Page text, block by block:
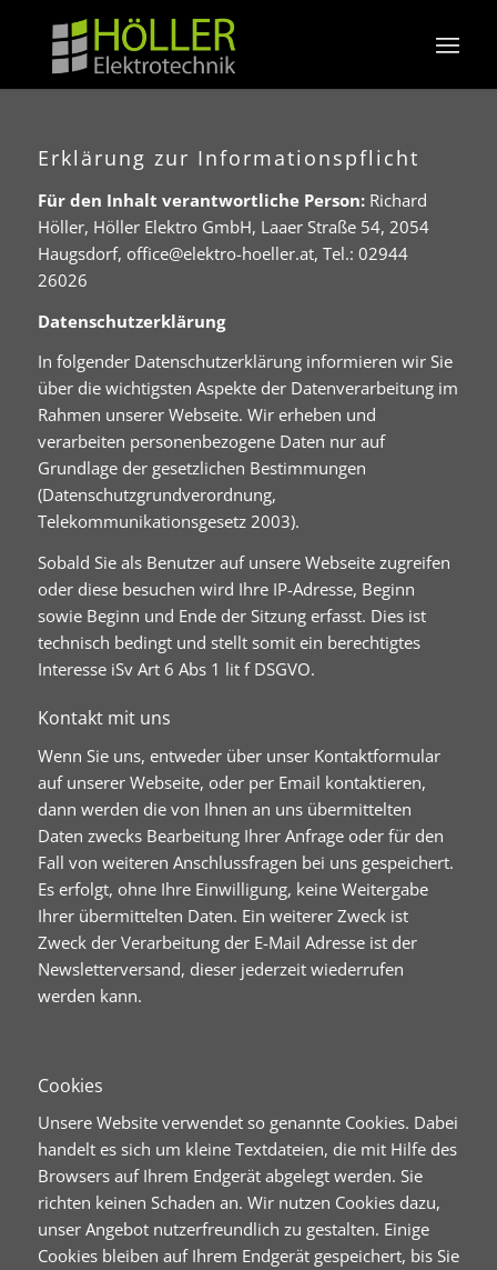
Erklärung zur Informationspflicht
Für den Inhalt verantwortliche Person:Richard
Höller, Höller Elektro GmbH, Laaer Straße 54, 2054
Haugsdorf, office@elektro-hoeller.at, Tel.: 02944
26026
Datenschutzerklärung
In folgender Datenschutzerklärung informieren wir Sie
über die wichtigsten Aspekte der Datenverarbeitung im
Rahmen unserer Webseite. Wir erheben und
verarbeiten personenbezogene Daten nur auf
Grundlage der gesetzlichen Bestimmungen
(Datenschutzgrundverordnung,
Telekommunikationsgesetz 2003).
Sobald Sie als Benutzer auf unsere Webseite zugreifen
oder diese besuchen wird Ihre IP-Adresse, Beginn
sowie Beginn und Ende der Sitzung erfasst. Dies ist
technisch bedingt und stellt somit ein berechtigtes
Interesse iSv Art 6 Abs 1 lit f DSGVO.
Kontakt mit uns
Wenn Sie uns, entweder über unser Kontaktformular
auf unserer Webseite, oder per Email kontaktieren,
dann werden die von Ihnen an uns übermittelten
Daten zwecks Bearbeitung Ihrer Anfrage oder für den
Fall von weiteren Anschlussfragen bei uns gespeichert.
Es erfolgt, ohne Ihre Einwilligung, keine Weitergabe
Ihrer übermittelten Daten. Ein weiterer Zweck ist
Zweck der Verarbeitung der E-Mail Adresse ist der
Newsletterversand, dieser jederzeit wiederrufen
werden kann.
Cookies
Unsere Website verwendet so genannte Cookies. Dabei
handelt es sich um kleine Textdateien, die mit Hilfe des
Browsers auf Ihrem Endgerät abgelegt werden. Sie
richten keinen Schaden an. Wir nutzen Cookies dazu,
unser Angebot nutzerfreundlich zu gestalten. Einige
Cookies bleiben auf Ihrem Endgerät gespeichert, bis Sie